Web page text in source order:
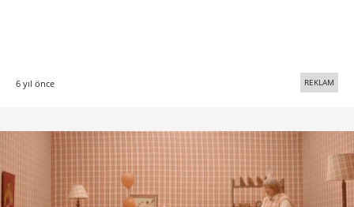
6 yıl önce REKLAM